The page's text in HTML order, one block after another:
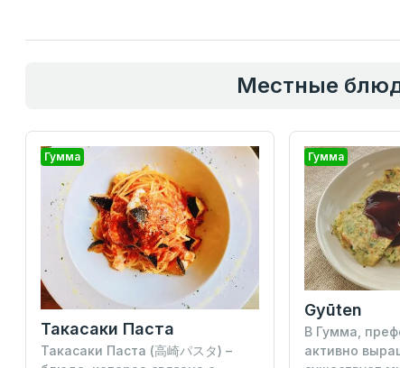
Местные
Гумма
Такасаки Паста
Такасаки Паста (高崎パスタ) –
Гумма
Gyūten
В Гумма,
активно